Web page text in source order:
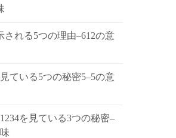
される5つの理由–612の意
ている5つの秘密5–5の意
を見ている3つの秘密–